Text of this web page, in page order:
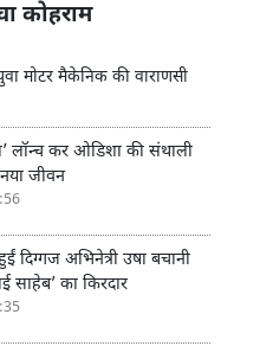
कोहराम
मोटर मैकेनिक की वाराणसी
लॉन्च कर ओडिशा की संथाली
जीवन
दिग्गज अभिनेत्री उषा बचानी
साहेब’ का किरदार